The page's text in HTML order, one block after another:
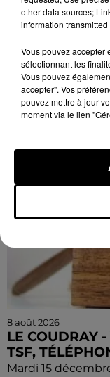
Vendredi 28 mai
de Luisant :
conférence. Par
8 août 2026
LE COUDRAY
TSF,
Mardi 15
other data sources;
information
Vous pouvez accepter
sélectionnant les
Vous pouvez
accepter". Vos
pouvez mettre à jour
moment via le lien